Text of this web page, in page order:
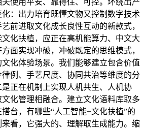
使用平安、靠得住、可控。环绕出产
：出力培育既懂文物又控制数字技术
前进取文化成长良性互动的新款式，
化扶植，应正在高机能算力、中文大
面实现冲破，冲破既定的思维模式，
化体验场景。我们能够建立包含价值
例、手艺尺度、协同共治等维度的分
正在机制上实现人机共生、人机协
化管理相融合。建立文化语料库取多
台，有哪些“人工智能+文化扶植”的
看，它强大的、理解取生成能力。缩